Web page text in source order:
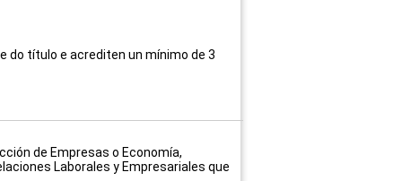
título e acrediten un mínimo de 3
de Empresas o Economía,
Laborales y Empresariales que